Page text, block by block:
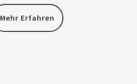
Mehr Erfahren